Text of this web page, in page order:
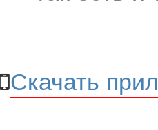
Скачать